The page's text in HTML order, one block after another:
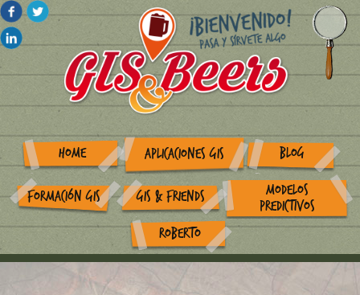
HOME APLICACIONES GIS BLOG
FORMACIÓN GIS GIS & FRIENDS
MODELOS
PREDICTIVOS
ROBERTO